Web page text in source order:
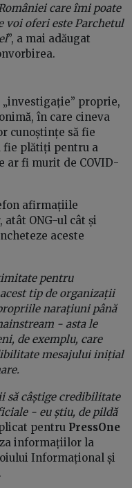
care îmi poate
voi oferi este Parchetul
”, a mai adăugat
„investigație” proprie,
în care cineva
cunoștințe să fie
fie plătiți pentru a
ar fi murit de COVID-
afirmațiile
atât ONG-ul cât și
aceste
pentru
tip de organizații
narațiuni până
- asta le
de exemplu, care
mesajului inițial
să câștige credibilitate
- eu știu, de pildă
pentru PressOne
informațiilor la
Informațional și